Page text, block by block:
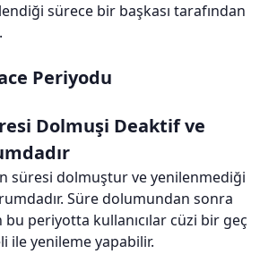
sürece bir başkası tarafından
Periyodu
Dolmuşi Deaktif ve
süresi dolmuştur ve yenilenmediği
Süre dolumundan sonra
periyotta kullanıcılar cüzi bir geç
ile yenileme yapabilir.